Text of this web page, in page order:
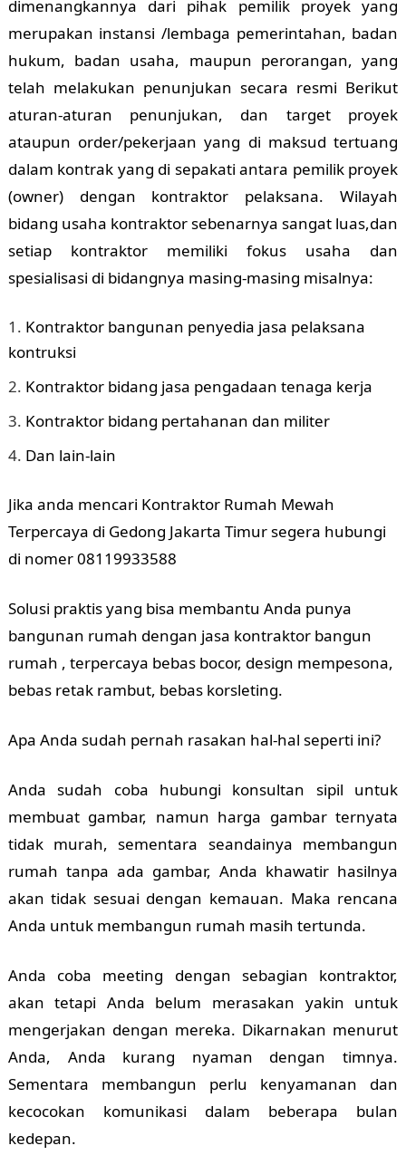
dimenangkannya dari pihak pemilik proyek yang
merupakan instansi /lembaga pemerintahan, badan
hukum, badan usaha, maupun perorangan, yang
telah melakukan penunjukan secara resmi Berikut
aturan-aturan penunjukan, dan target proyek
ataupun order/pekerjaan yang di maksud tertuang
dalam kontrak yang di sepakati antara pemilik proyek
(owner) dengan kontraktor pelaksana. Wilayah
bidang usaha kontraktor sebenarnya sangat luas,dan
setiap kontraktor memiliki fokus usaha dan
spesialisasi di bidangnya masing-masing misalnya:
Kontraktor bangunan penyedia jasa pelaksana
kontruksi
Kontraktor bidang jasa pengadaan tenaga kerja
Kontraktor bidang pertahanan dan militer
Dan lain-lain
Jika anda mencari Kontraktor Rumah Mewah
Terpercaya di Gedong Jakarta Timur segera hubungi
di nomer 08119933588
Solusi praktis yang bisa membantu Anda punya
bangunan rumah dengan jasa kontraktor bangun
rumah , terpercaya bebas bocor, design mempesona,
bebas retak rambut, bebas korsleting.
Apa Anda sudah pernah rasakan hal-hal seperti ini?
Anda sudah coba hubungi konsultan sipil untuk
membuat gambar, namun harga gambar ternyata
tidak murah, sementara seandainya membangun
rumah tanpa ada gambar, Anda khawatir hasilnya
akan tidak sesuai dengan kemauan. Maka rencana
Anda untuk membangun rumah masih tertunda.
Anda coba meeting dengan sebagian kontraktor,
akan tetapi Anda belum merasakan yakin untuk
mengerjakan dengan mereka. Dikarnakan menurut
Anda, Anda kurang nyaman dengan timnya.
Sementara membangun perlu kenyamanan dan
kecocokan komunikasi dalam beberapa bulan
kedepan.